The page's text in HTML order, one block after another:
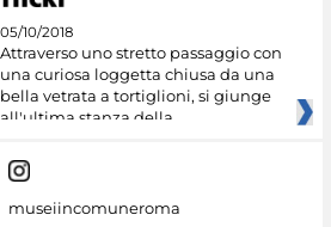
05/10/2018
Attraverso uno stretto passaggio con
una curiosa loggetta chiusa da una
bella vetrata a tortiglioni, si giunge
all'ultima stanza della
museiincomuneroma